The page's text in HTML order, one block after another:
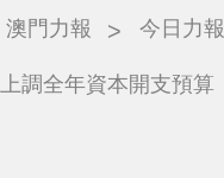
澳門力報 今日力報
上調全年資本開支預算